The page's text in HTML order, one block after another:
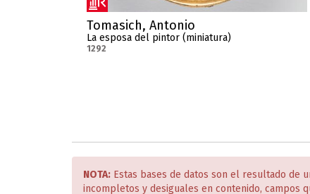
Tomasich, Antonio
La esposa del pintor (miniatura)
1292
NOTA: Estas bases de datos son el resultado de
incompletos y desiguales en contenido, campos